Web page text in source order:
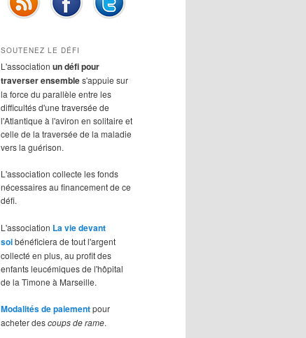
SOUTENEZ LE DÉFI
L'association un défi pour
traverser ensembles'appuie sur
la force du parallèle entre les
difficultés d'une traversée de
l'Atlantique à l'aviron en solitaire et
celle de la traversée de la maladie
vers la guérison.
L'association collecte les fonds
nécessaires au financement de ce
défi.
L'association La vie devant
soibénéficiera de tout l'argent
collecté en plus, au profit des
enfants leucémiques de l'hôpital
de la Timone à Marseille.
Modalités de paiementpour
acheter descoups de rame.